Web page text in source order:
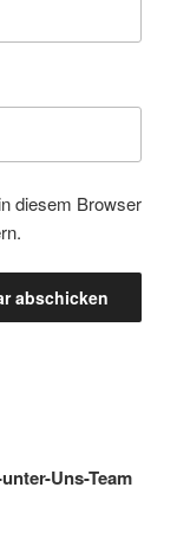
diesem Browser
Uns-Team